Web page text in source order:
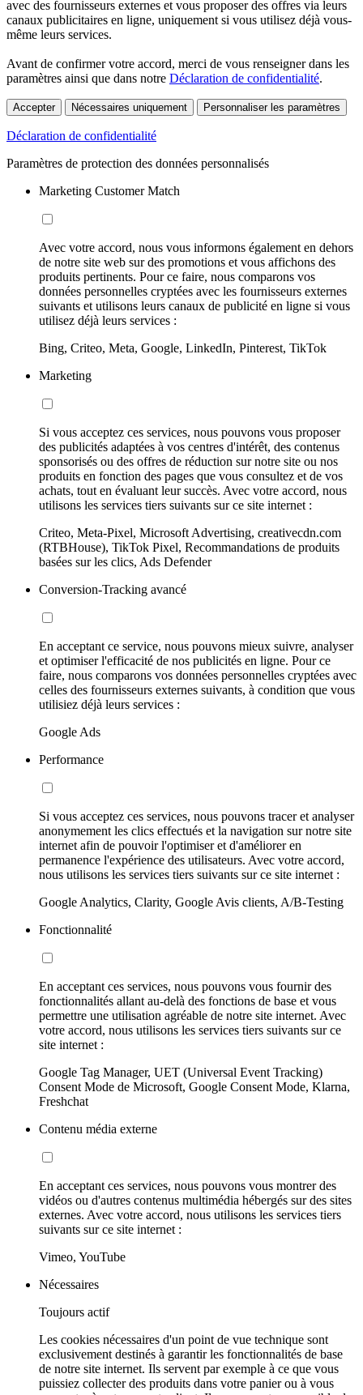
avec des fournisseurs externes et vous proposer des offres via leurs
canaux publicitaires en ligne, uniquement si vous utilisez déjà vous-
même leurs services.
Avant de confirmer votre accord, merci de vous renseigner dans les
paramètres ainsi que dans notre Déclaration de confidentialité.
Accepter Nécessaires uniquement Personnaliser les paramètres
Déclaration de confidentialité
Paramètres de protection des données personnalisés
Marketing Customer Match
Avec votre accord, nous vous informons également en dehors
de notre site web sur des promotions et vous affichons des
produits pertinents. Pour ce faire, nous comparons vos
données personnelles cryptées avec les fournisseurs externes
suivants et utilisons leurs canaux de publicité en ligne si vous
utilisez déjà leurs services :
Bing, Criteo, Meta, Google, LinkedIn, Pinterest, TikTok
Marketing
Si vous acceptez ces services, nous pouvons vous proposer
des publicités adaptées à vos centres d'intérêt, des contenus
sponsorisés ou des offres de réduction sur notre site ou nos
produits en fonction des pages que vous consultez et de vos
achats, tout en évaluant leur succès. Avec votre accord, nous
utilisons les services tiers suivants sur ce site internet :
Criteo, Meta-Pixel, Microsoft Advertising, creativecdn.com
(RTBHouse), TikTok Pixel, Recommandations de produits
basées sur les clics, Ads Defender
Conversion-Tracking avancé
En acceptant ce service, nous pouvons mieux suivre, analyser
et optimiser l'efficacité de nos publicités en ligne. Pour ce
faire, nous comparons vos données personnelles cryptées avec
celles des fournisseurs externes suivants, à condition que vous
utilisiez déjà leurs services :
Google Ads
Performance
Si vous acceptez ces services, nous pouvons tracer et analyser
anonymement les clics effectués et la navigation sur notre site
internet afin de pouvoir l'optimiser et d'améliorer en
permanence l'expérience des utilisateurs. Avec votre accord,
nous utilisons les services tiers suivants sur ce site internet :
Google Analytics, Clarity, Google Avis clients, A/B-Testing
Fonctionnalité
En acceptant ces services, nous pouvons vous fournir des
fonctionnalités allant au-delà des fonctions de base et vous
permettre une utilisation agréable de notre site internet. Avec
votre accord, nous utilisons les services tiers suivants sur ce
site internet :
Google Tag Manager, UET (Universal Event Tracking)
Consent Mode de Microsoft, Google Consent Mode, Klarna,
Freshchat
Contenu média externe
En acceptant ces services, nous pouvons vous montrer des
vidéos ou d'autres contenus multimédia hébergés sur des sites
externes. Avec votre accord, nous utilisons les services tiers
suivants sur ce site internet :
Vimeo, YouTube
Nécessaires
Toujours actif
Les cookies nécessaires d'un point de vue technique sont
exclusivement destinés à garantir les fonctionnalités de base
de notre site internet. Ils servent par exemple à ce que vous
puissiez collecter des produits dans votre panier ou à vous